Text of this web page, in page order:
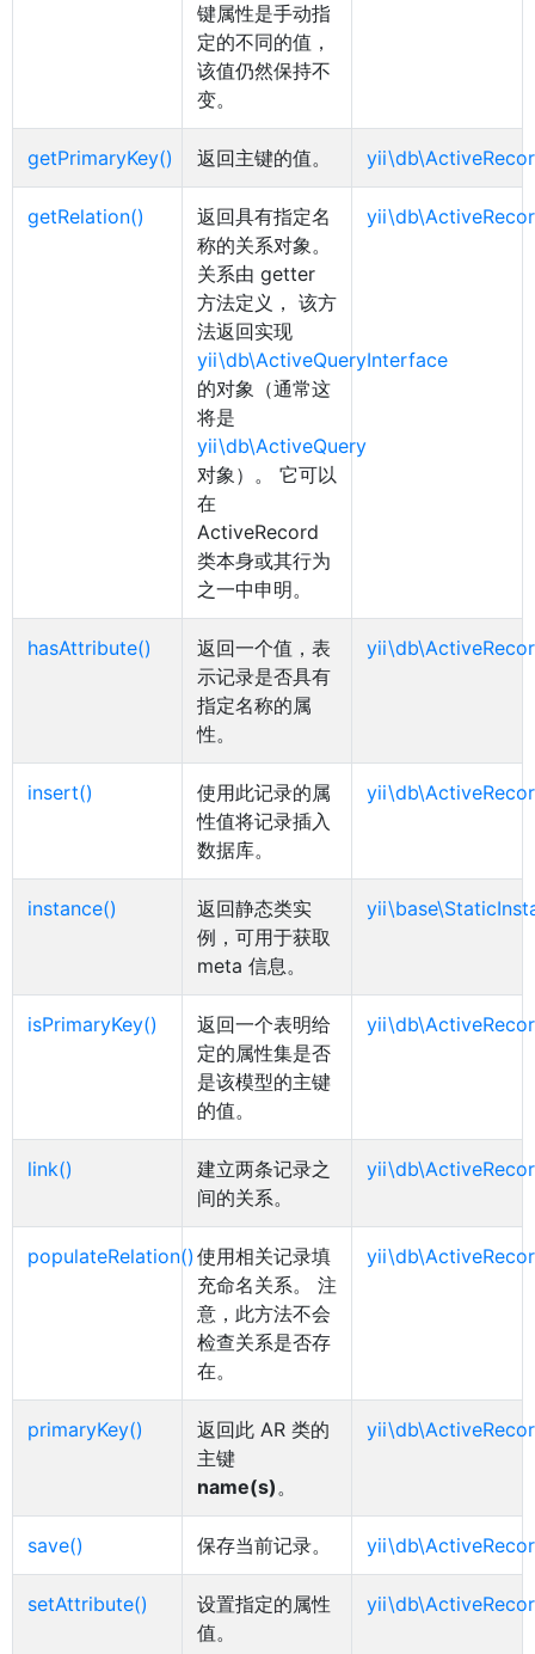
键属性是手动指
定的不同的值，
该值仍然保持不
变。
getPrimaryKey() 返回主键的值。
getRelation()
返回具有指定名
称的关系对象。
关系由 getter
方法定义， 该方
法返回实现
yii\db\ActiveQueryInterface
的对象（通常这
将是
yii\db\ActiveQuery
对象）。 它可以
在
ActiveRecord
类本身或其行为
之一中申明。
hasAttribute()
返回一个值，表
示记录是否具有
指定名称的属
性。
insert()
使用此记录的属
性值将记录插入
数据库。
instance()
返回静态类实
例，可用于获取
meta 信息。
isPrimaryKey()
返回一个表明给
定的属性集是否
是该模型的主键
的值。
link()
建立两条记录之
间的关系。
populateRelation() 使用相关记录填
充命名关系。 注
意，此方法不会
检查关系是否存
在。
primaryKey()
返回此 AR 类的
主键
name(s)。
save() 保存当前记录。
setAttribute()
设置指定的属性
值。